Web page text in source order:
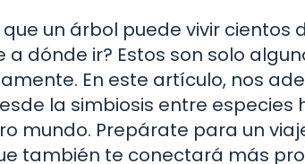
un árbol puede vivir cientos
dónde ir? Estos son solo
En este artículo, nos
la simbiosis entre especies
mundo. Prepárate para un
también te conectará más